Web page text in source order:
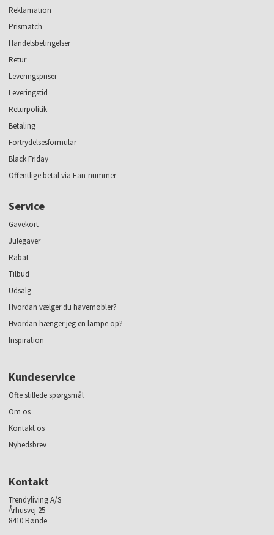
Reklamation
Prismatch
Handelsbetingelser
Retur
Leveringspriser
Leveringstid
Returpolitik
Betaling
Fortrydelsesformular
Black Friday
Offentlige betal via Ean-nummer
Service
Gavekort
Julegaver
Rabat
Tilbud
Udsalg
Hvordan vælger du havemøbler?
Hvordan hænger jeg en lampe op?
Inspiration
Kundeservice
Ofte stillede spørgsmål
Om os
Kontakt os
Nyhedsbrev
Kontakt
Trendyliving A/S
Århusvej 25
8410 Rønde